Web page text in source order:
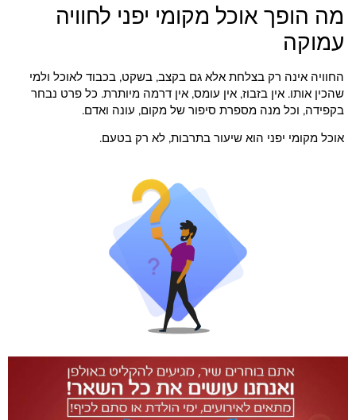
מה הופך אוכל מקומי יפני לחוויה
עמוקה
החוויה אינה רק בצלחת אלא גם בקצב, בשקט, בכבוד לאוכל ולמי
שהכין אותו. אין בזבוז, אין עומס, אין דרמה מיותרת. כל פרט נבחר
בקפידה, וכל מנה מספרת סיפור של מקום, עונה ואדם.
אוכל מקומי יפני הוא שיעור בתרבות, לא רק בטעם.